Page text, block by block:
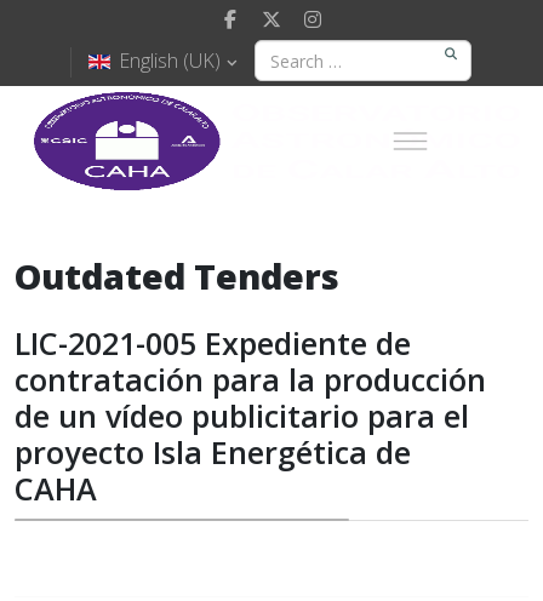
English (UK)
Outdated Tenders
LIC-2021-005 Expediente de
contratación para la producción
de un vídeo publicitario para el
proyecto Isla Energética de
CAHA